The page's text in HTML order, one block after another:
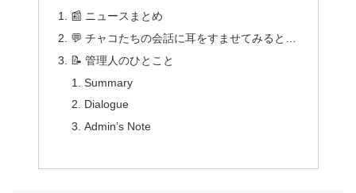
📰 ニュースまとめ
💬 チャコたちの会話に耳をすませてみると…
📝 管理人のひとこと
Summary
Dialogue
Admin’s Note